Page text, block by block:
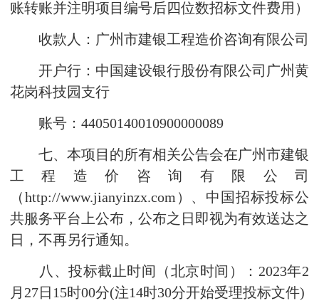
账转账并注明项目编号后四位数招标文件费用）
收款人：广州市建银工程造价咨询有限公司
开户行：中国建设银行股份有限公司广州黄
花岗科技园支行
账号：44050140010900000089
七、本项目的所有相关公告会在广州市建银
工程造价咨询有限公司
（http://www.jianyinzx.com）、中国招标投标公
共服务平台上公布，公布之日即视为有效送达之
日，不再另行通知。
八、投标截止时间（北京时间）：2023年2
月27日15时00分(注14时30分开始受理投标文件)